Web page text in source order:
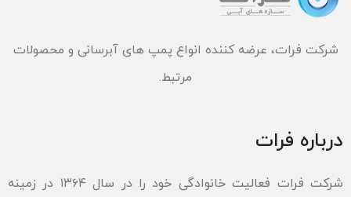
شرکت فرات، عرضه کننده انواع پمپ های آبرسانی و محصولات
مرتبط.
درباره فرات
شرکت فرات فعالیت خانوادگی خود را در سال ۱۳۶۴ در زمینه